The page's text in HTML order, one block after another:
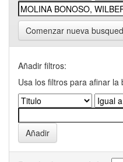
Comenzar nueva
Añadir filtros:
Usa los filtros para afinar la